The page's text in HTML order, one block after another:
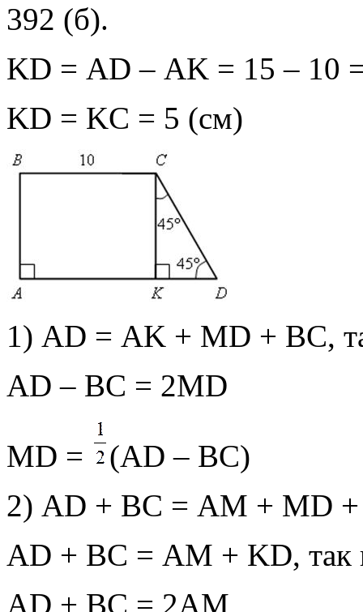
392 (б).
KD = АD – АK = 15 – 10
KD = KС = 5 (см)
1) АD = АK + МD + ВС,
АD – ВС = 2МD
МD =
(АD – ВС)
2) АD + ВС = АМ + МD
АD + ВС = АМ + KD, так
АD + ВС = 2АМ